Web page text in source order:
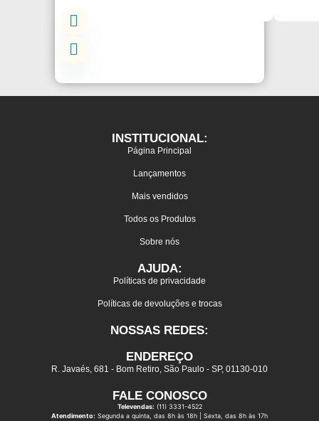
INSTITUCIONAL:
Página Principal
Lançamentos
Mais vendidos
Todos os Produtos
Sobre nós
AJUDA:
Políticas de privacidade
Políticas de devoluções e trocas
NOSSAS REDES:
ENDEREÇO
R. Javaés, 681 - Bom Retiro, São Paulo - SP, 01130-010
FALE CONOSCO
Televendas: (11) 3331-4522
Atendimento: Segunda a quinta, das 8h às 18h | Sexta, das 8h às 17h